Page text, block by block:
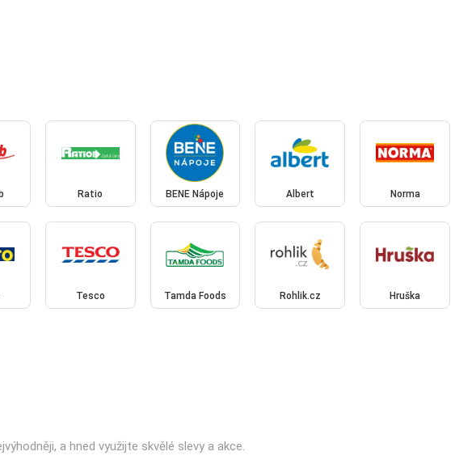
Ratio BENE Nápoje Albert Norma
Tesco Tamda Foods Rohlik.cz Hruška
a hned využijte skvělé slevy a akce.